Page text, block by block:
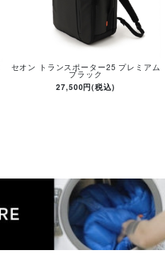
セオン トランスポーター25 プレミアム
ブラック
27,500円(税込)